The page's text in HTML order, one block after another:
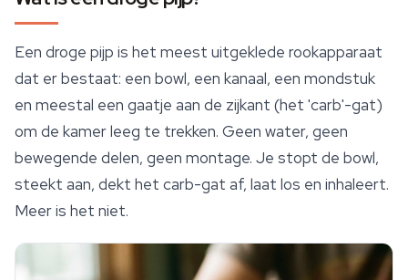
Een droge pijp is het meest uitgeklede rookapparaat
dat er bestaat: een bowl, een kanaal, een mondstuk
en meestal een gaatje aan de zijkant (het 'carb'-gat)
om de kamer leeg te trekken. Geen water, geen
bewegende delen, geen montage. Je stopt de bowl,
steekt aan, dekt het carb-gat af, laat los en inhaleert.
Meer is het niet.